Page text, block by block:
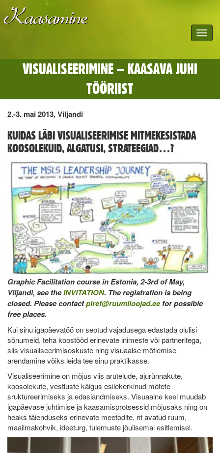
Toggle
VISUALISEERIMINE – KAASAVA JUHI
TÖÖRIIST
2.-3. mai 2013, Viljandi
KUIDAS LÄBI VISUALISEERIMISE MITMEKESISTADA
KOOSOLEKUID, ALGATUSI, STRATEEGIAD…?
Graphic Facilitation course in Estonia, 2-3rd of May,
Viljandi, see theINVITATION. The registration is being
closed. Please contactpiret@ruumiloojad.eefor possible
free places.
Kui sinu igapäevatöö on seotud vajadusega edastada olulisi
sõnumeid, teha koostööd erinevate inimeste või partneritega,
siis visualiseerimisoskuste ning visuaalse mõtlemise
arendamine võiks leida tee sinu praktikasse.
Visualiseerimine on mõjus viis arutelude, ajurünnakute,
koosolekute, vestluste käigus esilekerkinud mõtete
sruktureerimiseks ja edasiandmiseks. Visuaalne keel muudab
igapäevase juhtimise ja kaasamisprotsessid mõjusaks ning on
heaks täienduseks erinevate meetodite, nt avatud ruum,
maailmakohvik, ideeturg, tulemuste jõulisemal esitlemisel.